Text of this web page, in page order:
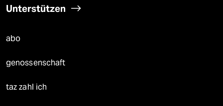
Unterstützen
abo
genossenschaft
taz zahl ich